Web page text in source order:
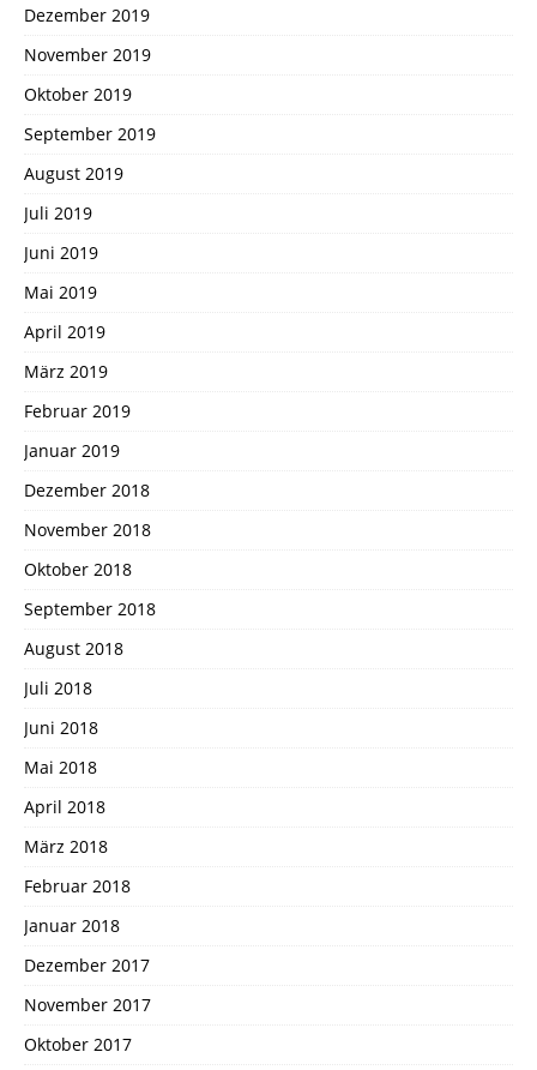
Dezember 2019
November 2019
Oktober 2019
September 2019
August 2019
Juli 2019
Juni 2019
Mai 2019
April 2019
März 2019
Februar 2019
Januar 2019
Dezember 2018
November 2018
Oktober 2018
September 2018
August 2018
Juli 2018
Juni 2018
Mai 2018
April 2018
März 2018
Februar 2018
Januar 2018
Dezember 2017
November 2017
Oktober 2017